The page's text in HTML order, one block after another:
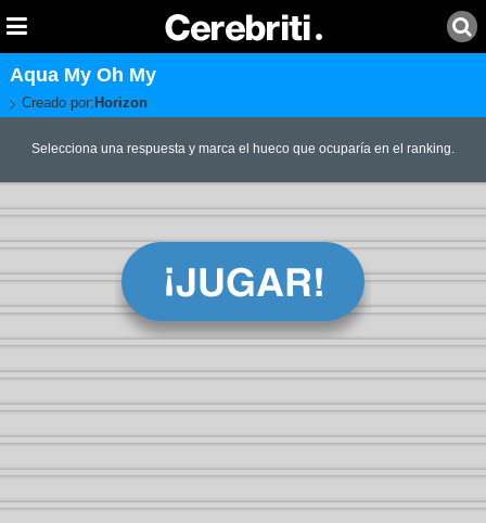
Aqua My Oh My
Creado por: Horizon
Selecciona una respuesta y marca el hueco que ocuparía en el ranking.